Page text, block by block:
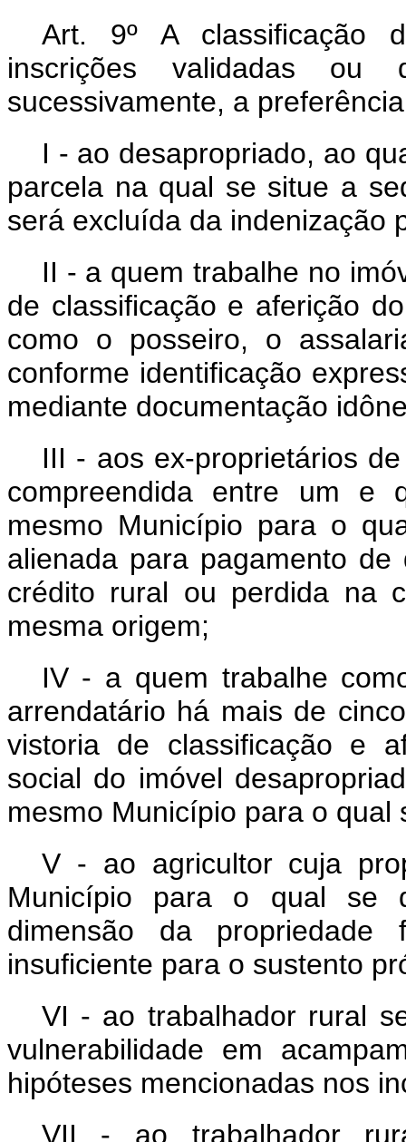
Art. 9º A classificação
inscrições validadas ou
sucessivamente, a
I - ao desapropriado, ao
parcela na qual se situe a
será excluída da indenização
II - a quem trabalhe no
de classificação e aferição
como o posseiro, o
conforme identificação
mediante documentação
III - aos ex-proprietários
compreendida entre um e
mesmo Município para o
alienada para pagamento
crédito rural ou perdida na
mesma origem;
IV - a quem trabalhe
arrendatário há mais de
vistoria de classificação e
social do imóvel
mesmo Município para o qual
V - ao agricultor cuja
Município para o qual se
dimensão da propriedade
insuficiente para o sustento
VI - ao trabalhador rural
vulnerabilidade em
hipóteses mencionadas nos
VII - ao trabalhador